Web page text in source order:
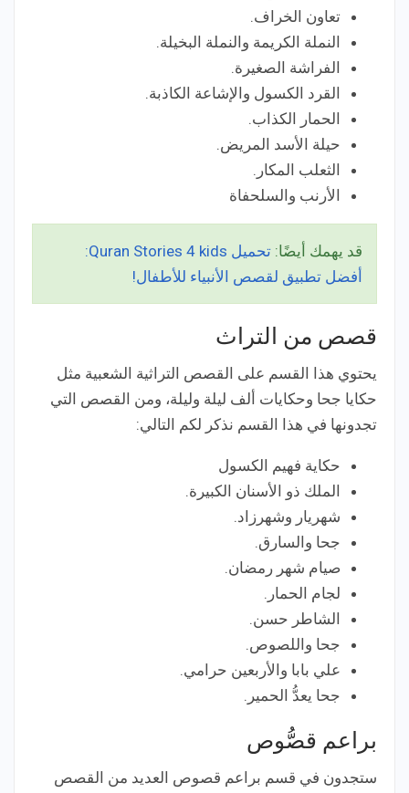
تعاون الخراف.
النملة الكريمة والنملة البخيلة.
الفراشة الصغيرة.
القرد الكسول والإشاعة الكاذبة.
الحمار الكذاب.
حيلة الأسد المريض.
الثعلب المكار.
الأرنب والسلحفاة
قد يهمك أيضًا:
تحميل Quran Stories 4 kids:
أفضل تطبيق لقصص الأنبياء للأطفال!
قصص من التراث
يحتوي هذا القسم على القصص التراثية الشعبية مثل
حكايا جحا وحكايات ألف ليلة وليلة، ومن القصص التي
تجدونها في هذا القسم نذكر لكم التالي:
حكاية فهيم الكسول
الملك ذو الأسنان الكبيرة.
شهريار وشهرزاد.
جحا والسارق.
صيام شهر رمضان.
لجام الحمار.
الشاطر حسن.
جحا واللصوص.
علي بابا والأربعين حرامي.
جحا يعدُّ الحمير.
براعم قصُّوص
ستجدون في قسم براعم قصوص العديد من القصص